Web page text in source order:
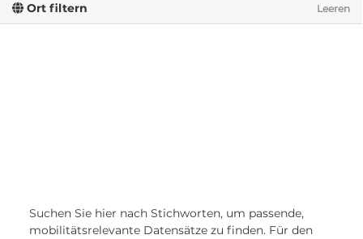
Ort filtern Leeren
Suchen Sie hier nach Stichworten, um passende,
mobilitätsrelevante Datensätze zu finden. Für den